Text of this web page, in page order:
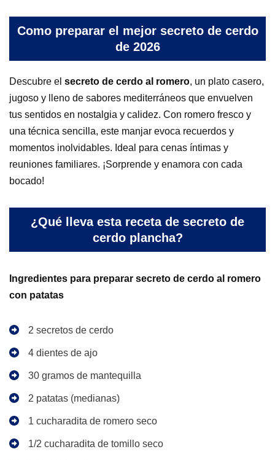
Como preparar el mejor secreto de cerdo
de 2026
Descubre el secreto de cerdo al romero, un plato casero,
jugoso y lleno de sabores mediterráneos que envuelven
tus sentidos en nostalgia y calidez. Con romero fresco y
una técnica sencilla, este manjar evoca recuerdos y
momentos inolvidables. Ideal para cenas íntimas y
reuniones familiares. ¡Sorprende y enamora con cada
bocado!
¿Qué lleva esta receta de secreto de
cerdo plancha?
Ingredientes para preparar secreto de cerdo al romero
con patatas
2 secretos de cerdo
4 dientes de ajo
30 gramos de mantequilla
2 patatas (medianas)
1 cucharadita de romero seco
1/2 cucharadita de tomillo seco